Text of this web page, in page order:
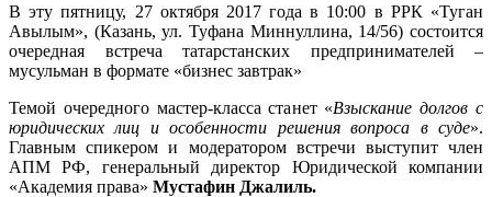
В эту пятницу, 27 октября 2017 года в 10:00 в РРК «Туган
Авылым», (Казань, ул. Туфана Миннуллина, 14/56) состоится
очередная встреча татарстанских предпринимателей –
мусульман в формате «бизнес завтрак»
Темой очередного мастер-класса станет «Взыскание долгов с
юридических лиц и особенности решения вопроса в суде».
Главным спикером и модератором встречи выступит член
АПМ РФ, генеральный директор Юридической компании
«Академия права» Мустафин Джалиль.